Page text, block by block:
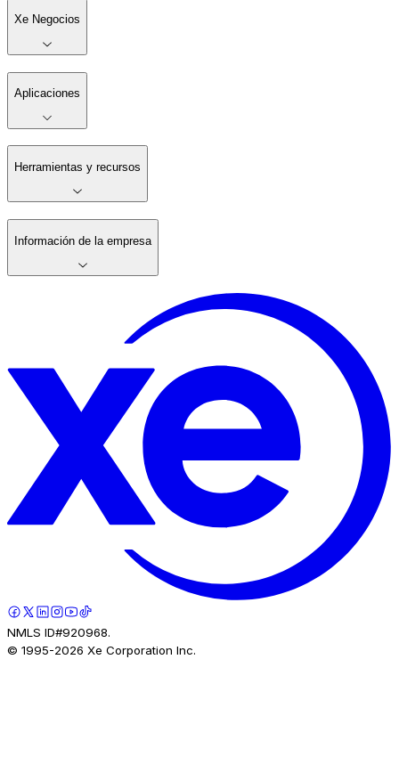
Xe Negocios
Aplicaciones
Herramientas y recursos
Información de la empresa
NMLS ID#920968.
© 1995-2026 Xe Corporation Inc.